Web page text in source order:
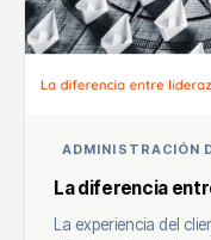
ADMINISTRACIÓN
La diferencia
La experiencia del